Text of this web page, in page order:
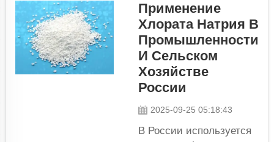
Применение
Хлората Натрия В
Промышленности
И Сельском
Хозяйстве
России
2025-09-25 05:18:43
В России используется